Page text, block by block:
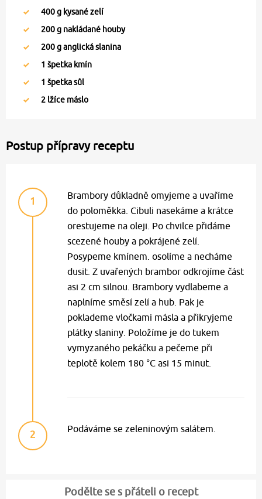
400g kysané zelí
200g nakládané houby
200g anglická slanina
1 špetka kmín
1 špetka sůl
2 lžíce máslo
Postup přípravy receptu
1
Brambory důkladně omyjeme a uvaříme
do poloměkka. Cibuli nasekáme a krátce
orestujeme na oleji. Po chvilce přidáme
scezené houby a pokrájené zelí.
Posypeme kmínem. osolíme a necháme
dusit. Z uvařených brambor odkrojíme část
asi 2 cm silnou. Brambory vydlabeme a
naplníme směsí zelí a hub. Pak je
poklademe vločkami másla a přikryjeme
plátky slaniny. Položíme je do tukem
vymyzaného pekáčku a pečeme při
teplotě kolem 180 °C asi 15 minut.
2 Podáváme se zeleninovým salátem.
Podělte se s přáteli o recept